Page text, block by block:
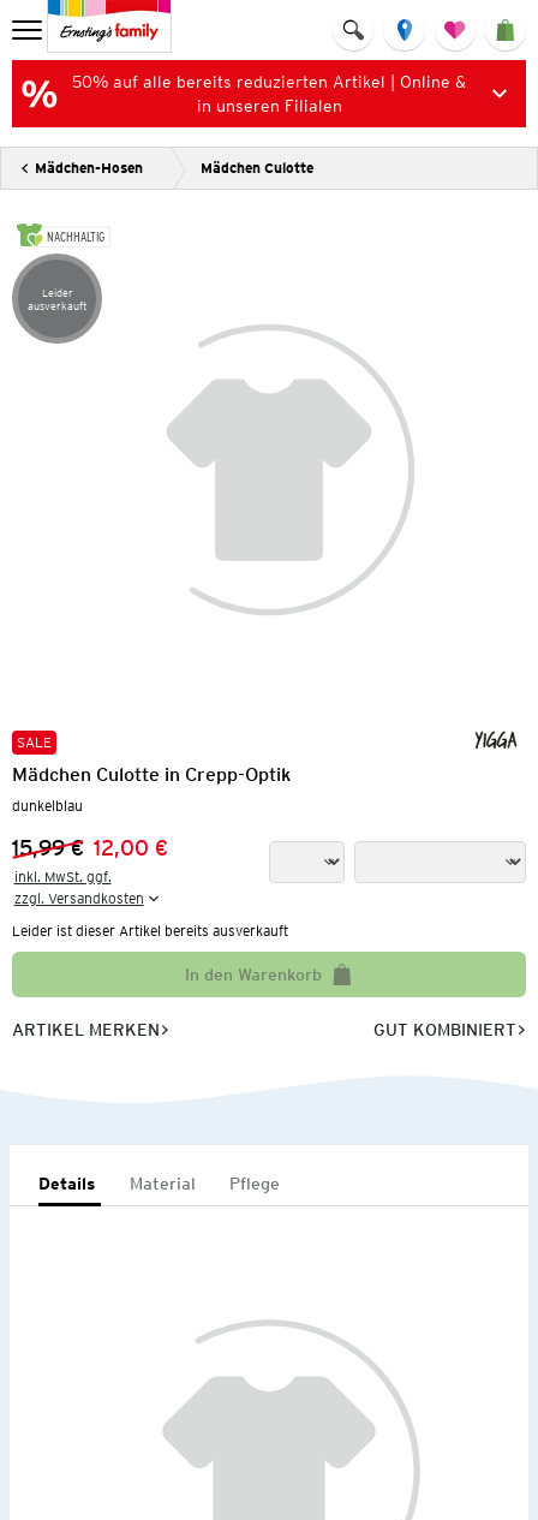
50% auf alle bereits reduzierten Artikel | Online &
in unseren Filialen
Mädchen-Hosen Mädchen Culotte
NACHHALTIG
Artikel leider ausverkauft
Leider
ausverkauft
SALE
Mädchen Culotte in Crepp-Optik
dunkelblau
Vorheriger Preis:
15,99 €
Neuer Preis:
12,00 €
inkl. MwSt. ggf.
zzgl. Versandkosten
Leider ist dieser Artikel bereits ausverkauft
In den Warenkorb
ARTIKEL MERKEN GUT KOMBINIERT
Details Material Pflege